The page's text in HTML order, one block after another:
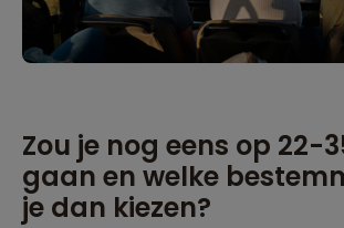
Zou je nog eens op 22-
gaan en welke
je dan kiezen?